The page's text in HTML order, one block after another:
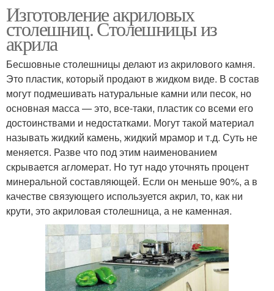
Изготовление акриловых
столешниц. Столешницы из
акрила
Бесшовные столешницы делают из акрилового камня.
Это пластик, который продают в жидком виде. В состав
могут подмешивать натуральные камни или песок, но
основная масса — это, все-таки, пластик со всеми его
достоинствами и недостатками. Могут такой материал
называть жидкий камень, жидкий мрамор и т.д. Суть не
меняется. Разве что под этим наименованием
скрывается агломерат. Но тут надо уточнять процент
минеральной составляющей. Если он меньше 90%, а в
качестве связующего используется акрил, то, как ни
крути, это акриловая столешница, а не каменная.